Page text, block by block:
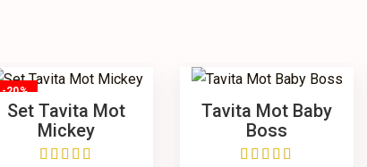
-20%
Set Tavita Mot
Mickey
Tavita Mot Baby
Boss